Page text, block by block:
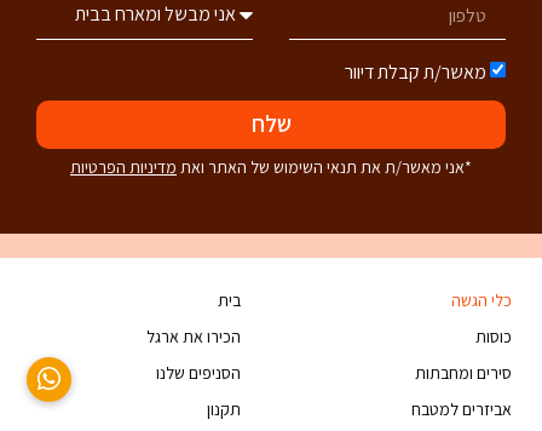
מאשר/ת קבלת דיוור
שלח
*אני מאשר/ת את תנאי השימוש של האתר ואת מדיניות הפרטיות
כלי הגשה
כוסות
סירים ומחבתות
אביזרים למטבח
בית
הכירו את ארגל
הסניפים שלנו
תקנון